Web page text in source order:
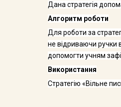
Дана стратегія
Алгоритм роботи
Для роботи за
не відриваю­чи ручки
допомогти учням
Використання
Стратегію «Вільне